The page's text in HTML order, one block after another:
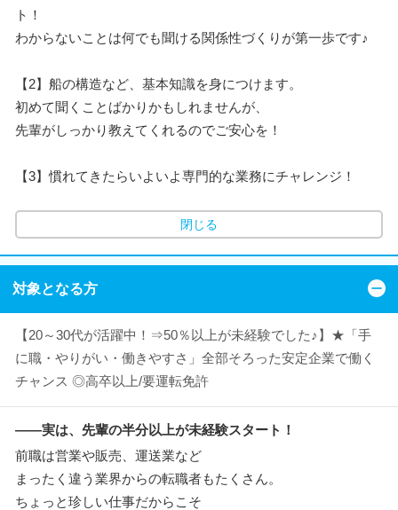
ト！
わからないことは何でも聞ける関係性づくりが第一歩です♪
【2】船の構造など、基本知識を身につけます。
初めて聞くことばかりかもしれませんが、
先輩がしっかり教えてくれるのでご安心を！
【3】慣れてきたらいよいよ専門的な業務にチャレンジ！
閉じる
対象となる方
【20～30代が活躍中！⇒50％以上が未経験でした♪】★「手
に職・やりがい・働きやすさ」全部そろった安定企業で働く
チャンス ◎高卒以上/要運転免許
――実は、先輩の半分以上が未経験スタート！
前職は営業や販売、運送業など
まったく違う業界からの転職者もたくさん。
ちょっと珍しい仕事だからこそ